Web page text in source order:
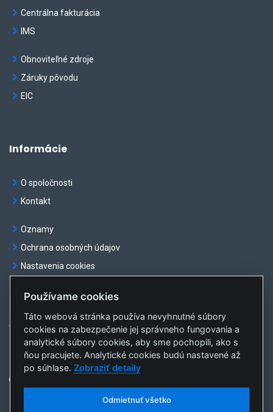
Centrálna fakturácia
IMS
Obnoviteľné zdroje
Záruky pôvodu
EIC
Informácie
O spoločnosti
Kontakt
Oznamy
Ochrana osobných údajov
Nastavenia cookies
© OKTE, a.s. Všetky práva vyhradené
Vytvorilasféra, a.s.
Používame cookies
Táto webová stránka používa nevyhnutné súbory
cookies na zabezpečenie jej správneho fungovania a
analytické súbory cookies, aby sme pochopili, ako s
ňou pracujete. Analytické cookies budú nastavené až
po súhlase.Zobraziť detaily
Odmietnuť všetko